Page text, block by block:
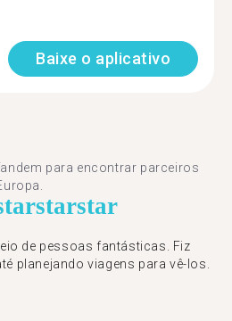
Baixe o aplicativo
para encontrar parceiros
starstar
de pessoas fantásticas. Fiz
planejando viagens para vê-los.